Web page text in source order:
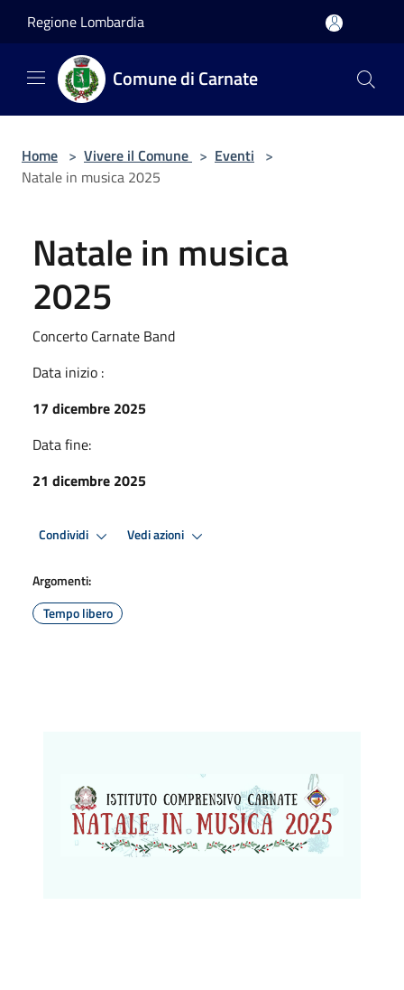
Regione Lombardia
Comune di Carnate
Home > Vivere il Comune > Eventi >
Natale in musica 2025
Natale in musica
2025
Concerto Carnate Band
Data inizio :
17 dicembre 2025
Data fine:
21 dicembre 2025
Condividi Vedi azioni
Argomenti:
Tempo libero